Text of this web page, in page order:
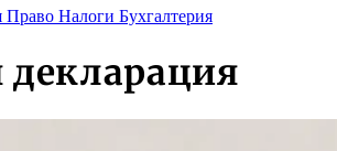
Право Налоги Бухгалтерия
декларация